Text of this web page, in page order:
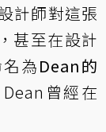
計師對這張
甚至在設計
為Dean的
Dean曾經在